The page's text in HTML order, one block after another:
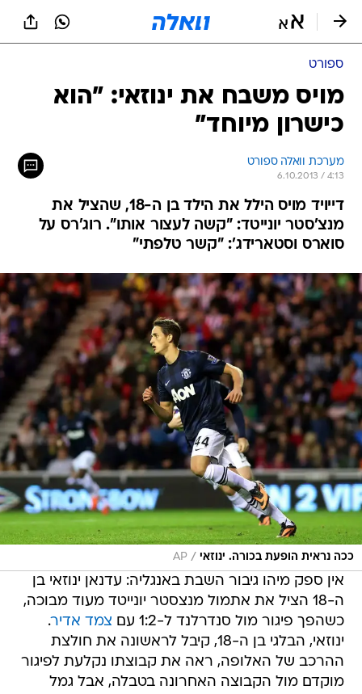
ספורט
מויס משבח את ינוזאי: "הוא
כישרון מיוחד"
מערכת וואלה ספורט
6.10.2013 / 4:13
דייויד מויס הילל את הילד בן ה-18, שהציל את
מנצ'סטר יונייטד: "קשה לעצור אותו". רוג'רס על
סוארס וסטארידג': "קשר טלפתי"
ככה נראית הופעת בכורה. ינוזאי /
AP
אין ספק מיהו גיבור השבת באנגליה: עדנאן ינוזאי בן
ה-18 הציל את אתמול מנצסטר יונייטד מעוד מבוכה,
כשהפך פיגור מול סנדרלנד ל-1:2 עם
צמד אדיר.
ינוזאי, הבלגי בן ה-18, קיבל לראשונה את חולצת
ההרכב של האלופה, ראה את קבוצתו נקלעת לפיגור
מוקדם מול הקבוצה האחרונה בטבלה, אבל גמל